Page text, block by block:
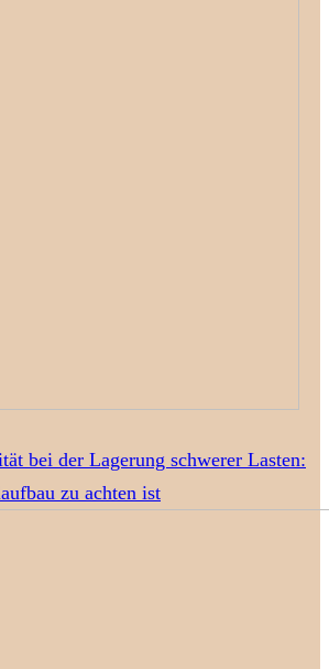
bei der Lagerung schwerer Lasten:
zu achten ist